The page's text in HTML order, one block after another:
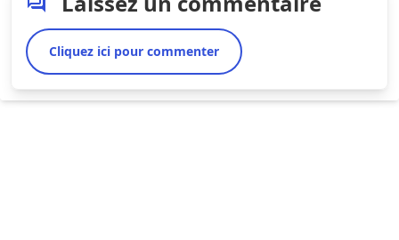
Cliquez ici pour commenter